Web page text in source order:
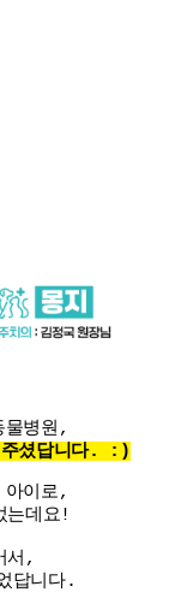
병원,
주셨답니다. :)
이로,
는데요!
서,
답니다.